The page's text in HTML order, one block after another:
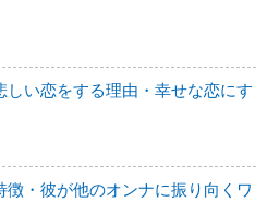
しい恋をする理由・幸せな恋にす
徴・彼が他のオンナに振り向くワ